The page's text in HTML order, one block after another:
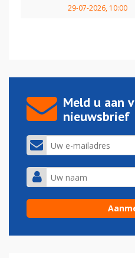
29-07-2026, 10:00
Meld u aan
nieuwsbrief